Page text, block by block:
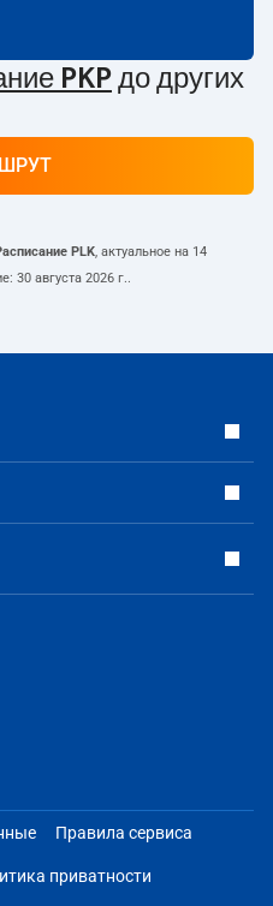
PKP до других
PLK, актуальное на 14
30 августа 2026 г..
Правила сервиса
приватности